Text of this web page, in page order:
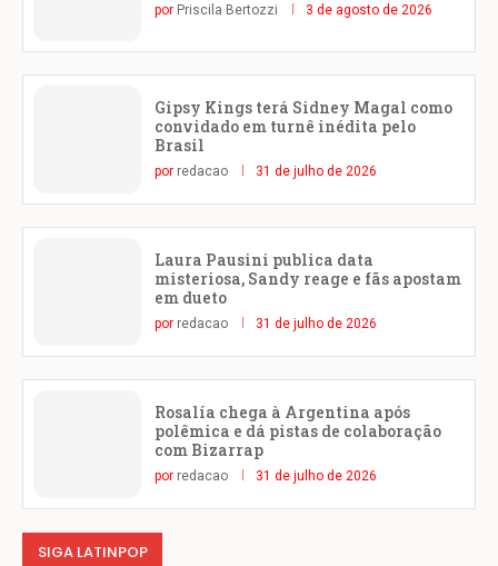
por Priscila Bertozzi 3 de agosto de 2026
Gipsy Kings terá Sidney Magal como
convidado em turnê inédita pelo
Brasil
por redacao 31 de julho de 2026
Laura Pausini publica data
misteriosa, Sandy reage e fãs apostam
em dueto
por redacao 31 de julho de 2026
Rosalía chega à Argentina após
polêmica e dá pistas de colaboração
com Bizarrap
por redacao 31 de julho de 2026
SIGA LATINPOP